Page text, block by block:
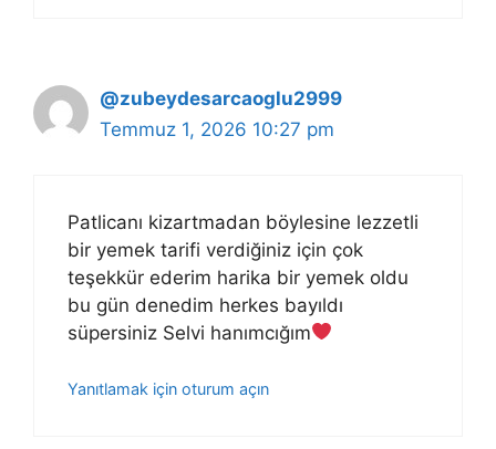
@zubeydesarcaoglu2999
Temmuz 1, 2026 10:27 pm
Patlicanı kizartmadan böylesine lezzetli
bir yemek tarifi verdiğiniz için çok
teşekkür ederim harika bir yemek oldu
bu gün denedim herkes bayıldı
süpersiniz Selvi hanımcığım
Yanıtlamak için oturum açın